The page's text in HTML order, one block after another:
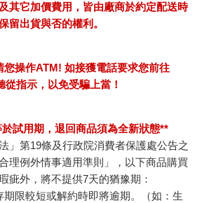
其它加價費用，皆由廠商於約定配送時
留出貨與否的權利。
您操作ATM! 如接獲電話要求您前往
指示，以免受騙上當！
試用期，退回商品須為全新狀態**
」第19條及行政院消費者保護處公告之
理例外情事適用準則」，以下商品購買
疵外，將不提供7天的猶豫期：
期限較短或解約時即將逾期。（如：生